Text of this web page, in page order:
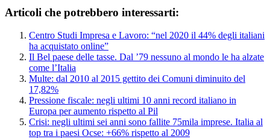
Articoli che potrebbero interessarti:
Centro Studi Impresa e Lavoro: “nel 2020 il 44% degli italiani
ha acquistato online”
Il Bel paese delle tasse. Dal ’79 nessuno al mondo le ha alzate
come l’Italia
Multe: dal 2010 al 2015 gettito dei Comuni diminuito del
17,82%
Pressione fiscale: negli ultimi 10 anni record italiano in
Europa per aumento rispetto al Pil
Crisi: negli ultimi sei anni sono fallite 75mila imprese. Italia al
top tra i paesi Ocse: +66% rispetto al 2009